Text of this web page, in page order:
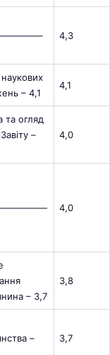
4,3
– 4,1
4,1
та огляд
–
4,0
4,0
– 3,7
3,8
–
3,7